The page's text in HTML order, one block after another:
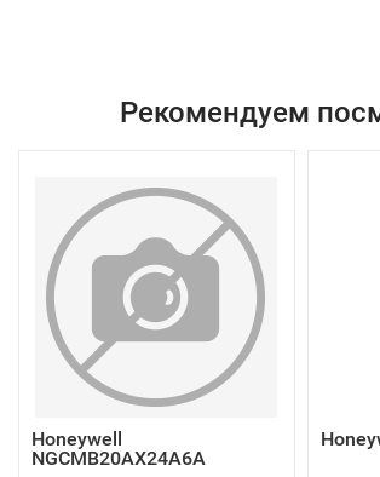
Рекомендуем
Honeywell
NGCMB20AX24A6A